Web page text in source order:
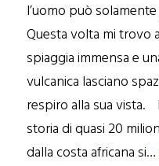
l’uomo può
Questa volta mi trovo
spiaggia immensa e
vulcanica lasciano
respiro alla sua vista.
storia di quasi 20
dalla costa africana si…